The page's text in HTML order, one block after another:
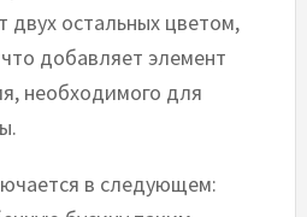
двух остальных цветом,
добавляет элемент
необходимого для
в следующем: